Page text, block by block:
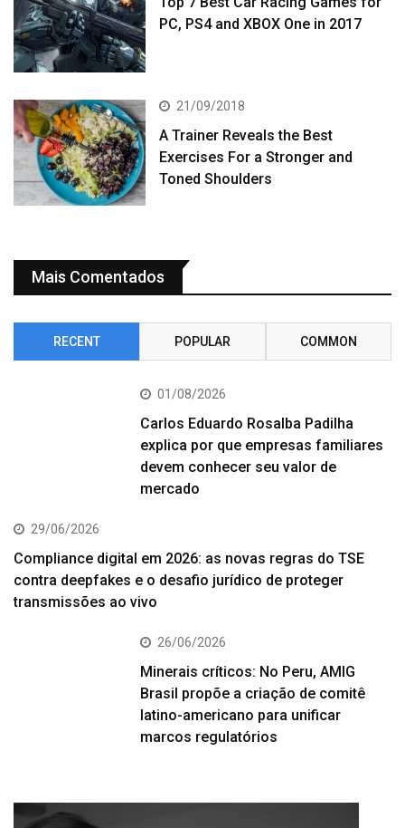
PC, PS4 and XBOX One in 2017
21/09/2018
A Trainer Reveals the Best
Exercises For a Stronger and
Toned Shoulders
Mais Comentados
RECENT POPULAR COMMON
01/08/2026
Carlos Eduardo Rosalba Padilha
explica por que empresas familiares
devem conhecer seu valor de
mercado
29/06/2026
Compliance digital em 2026: as novas regras do TSE
contra deepfakes e o desafio jurídico de proteger
transmissões ao vivo
26/06/2026
Minerais críticos: No Peru, AMIG
Brasil propõe a criação de comitê
latino-americano para unificar
marcos regulatórios